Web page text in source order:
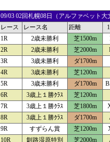
09/03 02回札幌08日（アルファベット
レース
レース名 距離
1R
2歳未勝利 芝1500m
2R
2歳未勝利 芝2000m
3R
3歳未勝利
ダ1700m
4R
3歳未勝利 芝1200m
5R
3歳未勝利 ダ1700m
6R
3歳上１勝ｸﾗｽ 芝1200m
7R
3歳上１勝ｸﾗｽ 芝1800m
8R
3歳上１勝ｸﾗｽ ダ1700m
9R
すずらん賞 芝1200m
10R
釧路湿原特別 芝2000m